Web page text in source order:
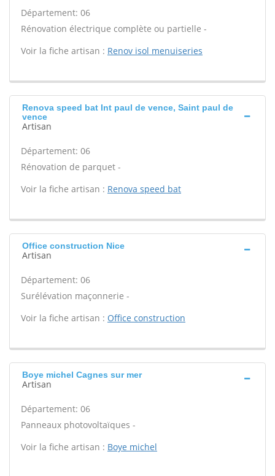
Département: 06
Rénovation électrique complète ou partielle -
Voir la fiche artisan : Renov isol menuiseries
Renova speed bat Int paul de vence, Saint paul de
vence
Artisan
Département: 06
Rénovation de parquet -
Voir la fiche artisan : Renova speed bat
Office construction Nice
Artisan
Département: 06
Surélévation maçonnerie -
Voir la fiche artisan : Office construction
Boye michel Cagnes sur mer
Artisan
Département: 06
Panneaux photovoltaïques -
Voir la fiche artisan : Boye michel